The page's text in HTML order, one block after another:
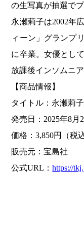
の生写真が抽選で
永瀬莉子は2002年
ィーン」グランプ
に卒業。女優とし
放課後インソムニ
【商品情報】
タイトル：永瀬莉
発売日：2025年8月
価格：3,850円（税込
販売元：宝島社
公式URL：https://